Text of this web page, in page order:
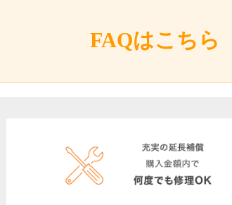
FAQはこちら